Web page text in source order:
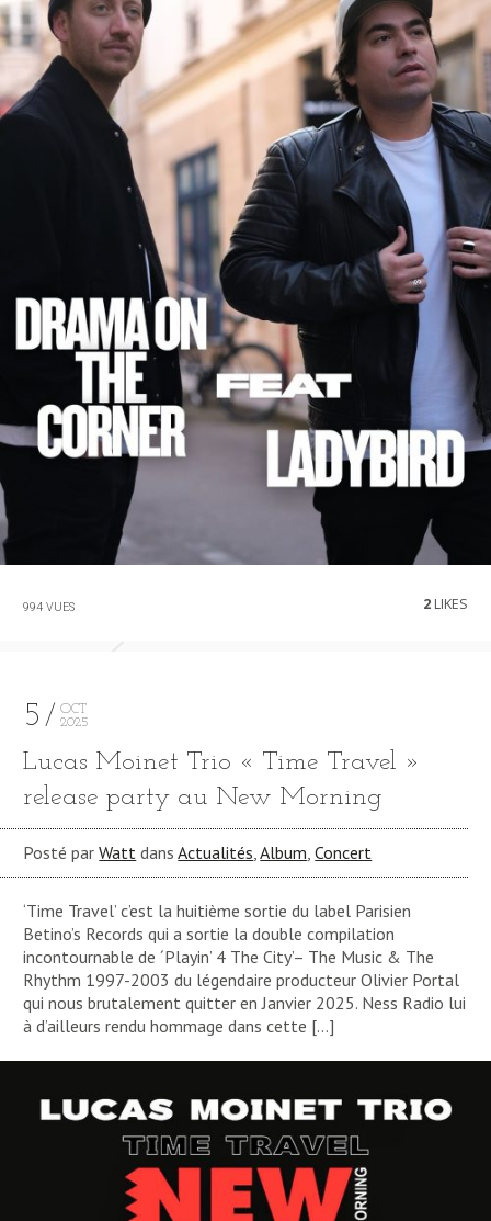
994 VUES 2LIKES
5
OCT
2025
Lucas Moinet Trio « Time Travel »
release party au New Morning
Posté parWatt dansActualités ,Album ,Concert
‘Time Travel’ c’est la huitième sortie du label Parisien
Betino’s Records qui a sortie la double compilation
incontournable de ´Playin’ 4 The City’– The Music & The
Rhythm 1997-2003 du légendaire producteur Olivier Portal
qui nous brutalement quitter en Janvier 2025. Ness Radio lui
à d’ailleurs rendu hommage dans cette […]